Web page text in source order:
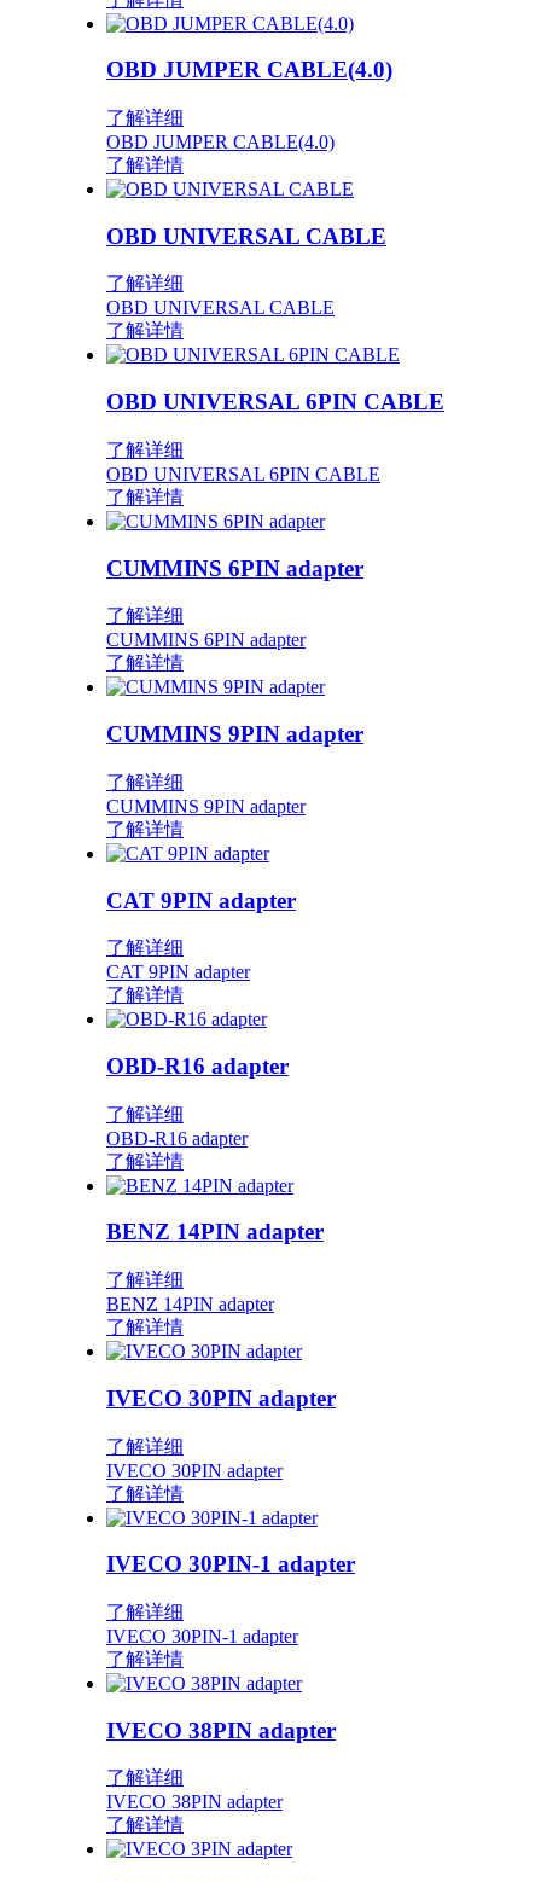
OBD JUMPER CABLE(4.0)
了解详细
OBD JUMPER CABLE(4.0)
了解详情
OBD UNIVERSAL CABLE
了解详细
OBD UNIVERSAL CABLE
了解详情
OBD UNIVERSAL 6PIN CABLE
了解详细
OBD UNIVERSAL 6PIN CABLE
了解详情
CUMMINS 6PIN adapter
了解详细
CUMMINS 6PIN adapter
了解详情
CUMMINS 9PIN adapter
了解详细
CUMMINS 9PIN adapter
了解详情
CAT 9PIN adapter
了解详细
CAT 9PIN adapter
了解详情
OBD-R16 adapter
了解详细
OBD-R16 adapter
了解详情
BENZ 14PIN adapter
了解详细
BENZ 14PIN adapter
了解详情
IVECO 30PIN adapter
了解详细
IVECO 30PIN adapter
了解详情
IVECO 30PIN-1 adapter
了解详细
IVECO 30PIN-1 adapter
了解详情
IVECO 38PIN adapter
了解详细
IVECO 38PIN adapter
了解详情